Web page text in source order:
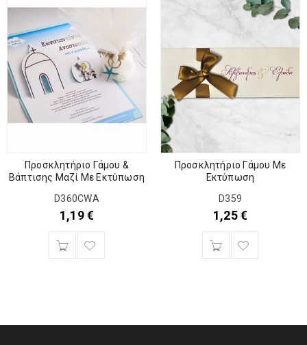
Προσκλητήριο Γάμου &
Βάπτισης Μαζί Με Εκτύπωση
D360CWA
1,19€
Προσκλητήριο Γάμου Με
Εκτύπωση
D359
1,25€